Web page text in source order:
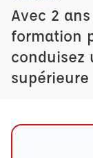
Avec 2
formation
conduisez
supérieure